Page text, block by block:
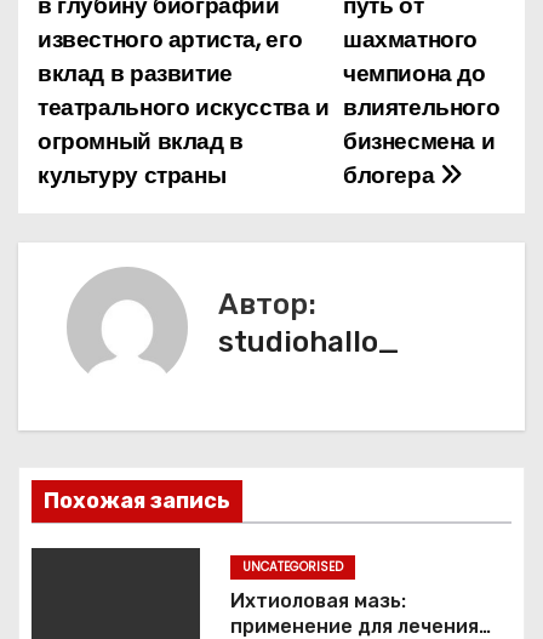
г
а
ц
и
а
п
и
шахматного
чемпиона до
влиятельного
бизнесмена и
блогера
известного артиста, его
вклад в развитие
театрального искусства и
огромный вклад в
культуру страны
Автор:
studiohallo_
Похожая запись
UNCATEGORISED
Ихтиоловая мазь:
применение для лечения